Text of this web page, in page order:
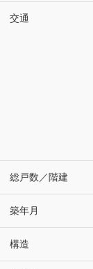
交通
総戸数／階建
築年月
構造